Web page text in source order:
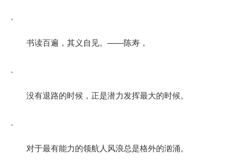
、
书读百遍，其义自见。——陈寿，
、
没有退路的时候，正是潜力发挥最大的时候。
、
对于最有能力的领航人风浪总是格外的汹涌。